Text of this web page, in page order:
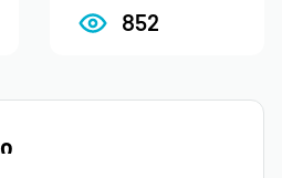
852